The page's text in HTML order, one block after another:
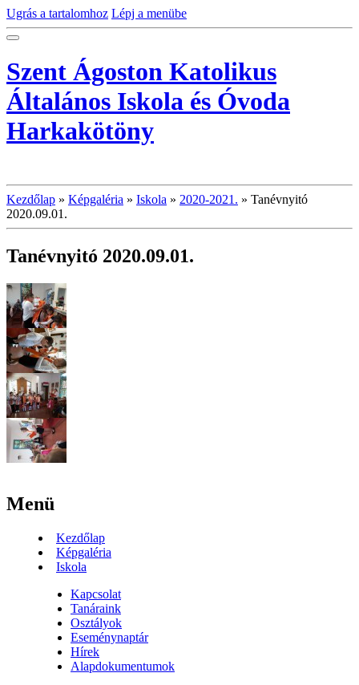
Ugrás a tartalomhoz Lépj a menübe
Szent Ágoston Katolikus
Általános Iskola és Óvoda
Harkakötöny
Kezdőlap » Képgaléria » Iskola » 2020-2021. » Tanévnyitó
2020.09.01.
Tanévnyitó 2020.09.01.
Menü
Kezdőlap
Képgaléria
Iskola
Kapcsolat
Tanáraink
Osztályok
Eseménynaptár
Hírek
Alapdokumentumok